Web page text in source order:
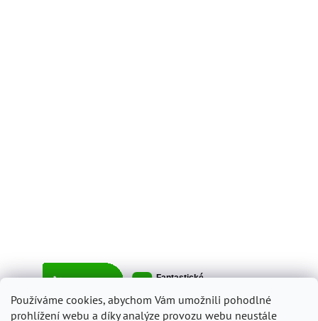
Používáme cookies, abychom Vám umožnili pohodlné
prohlížení webu a díky analýze provozu webu neustále